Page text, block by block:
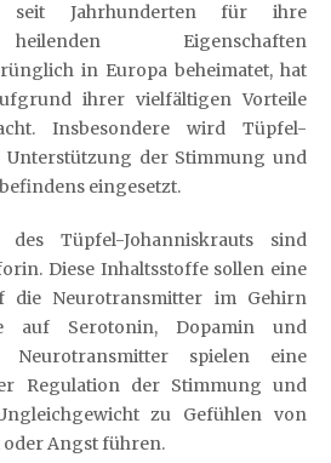
seit Jahrhunderten für ihre
heilenden Eigenschaften
in Europa beheimatet, hat
ihrer vielfältigen Vorteile
Insbesondere wird Tüpfel-
der Stimmung und
eingesetzt.
Tüpfel-Johanniskrauts sind
Diese Inhaltsstoffe sollen eine
die Neurotransmitter im Gehirn
auf Serotonin, Dopamin und
Neurotransmitter spielen eine
Regulation der Stimmung und
zu Gefühlen von
Angst führen.